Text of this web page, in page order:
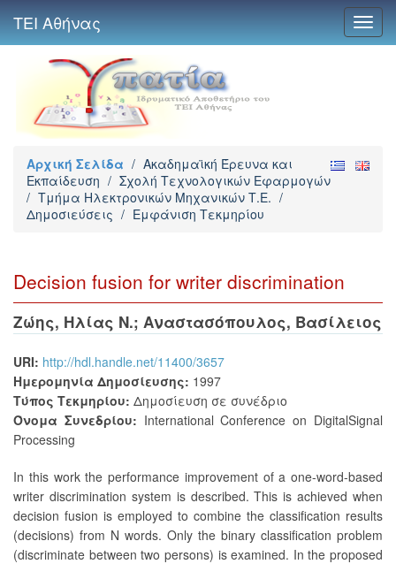
ΤΕΙ Αθήνας
Αρχική Σελίδα / Ακαδημαϊκή Έρευνα και
Εκπαίδευση / Σχολή Τεχνολογικών Εφαρμογών
/ Τμήμα Ηλεκτρονικών Μηχανικών Τ.Ε. /
Δημοσιεύσεις / Εμφάνιση Τεκμηρίου
Decision fusion for writer discrimination
Ζώης, Ηλίας Ν.; Αναστασόπουλος, Βασίλειος
URI: http://hdl.handle.net/11400/3657
Ημερομηνία Δημοσίευσης: 1997
Τύπος Τεκμηρίου: Δημοσίευση σε συνέδριο
Όνομα Συνεδρίου: International Conference on DigitalSignal
Processing
In this work the performance improvement of a one-word-based
writer discrimination system is described. This is achieved when
decision fusion is employed to combine the classification results
(decisions) from N words. Only the binary classification problem
(discriminate between two persons) is examined. In the proposed